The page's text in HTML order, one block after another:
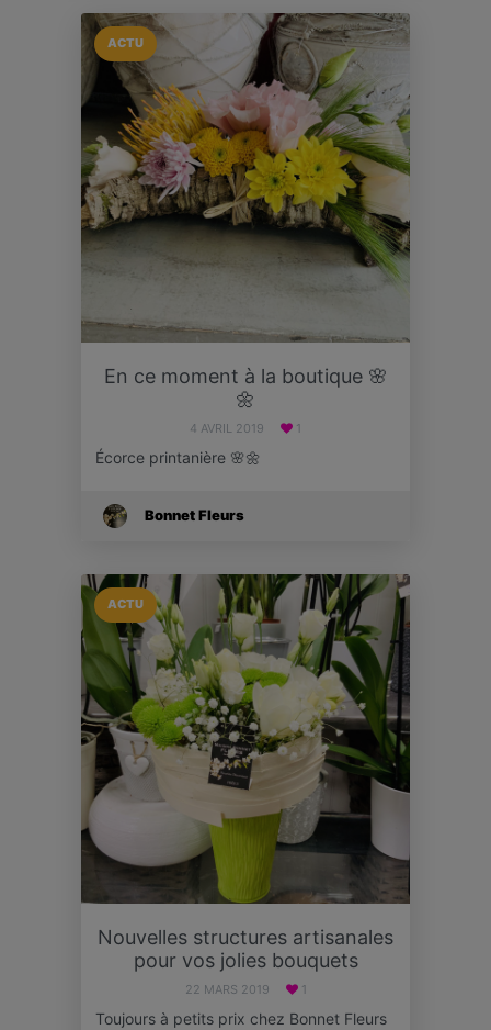
ACTU
En ce moment à la boutique 🌸
🌼
4 AVRIL 2019 1
Écorce printanière 🌸🌼
Bonnet Fleurs
ACTU
Nouvelles structures artisanales
pour vos jolies bouquets
22 MARS 2019 1
Toujours à petits prix chez Bonnet Fleurs